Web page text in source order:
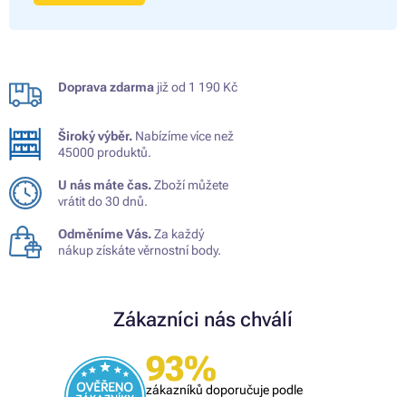
Doprava zdarma již od 1 190 Kč
Široký výběr. Nabízíme více než
45000 produktů.
U nás máte čas.Zboží můžete
vrátit do 30 dnů.
Odměníme Vás.Za každý
nákup získáte věrnostní body.
Zákazníci nás chválí
93%
zákazníků doporučuje podle